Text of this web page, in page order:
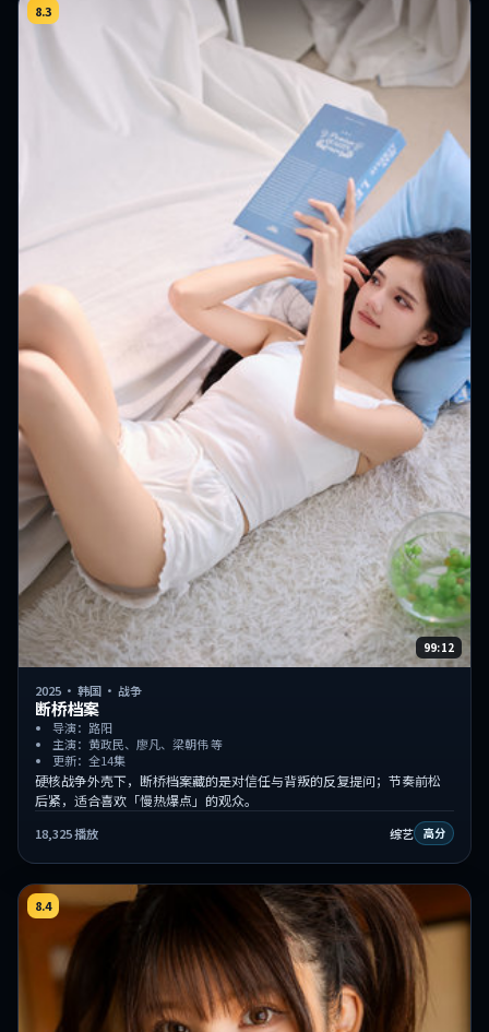
99:12
8.3
2025 ·韩国 ·战争
断桥档案
导演：路阳
主演：黄政民、廖凡、梁朝伟 等
更新：全14集
硬核战争外壳下，断桥档案藏的是对信任与背叛的反复提问；节奏前松
后紧，适合喜欢「慢热爆点」的观众。
18,325播放 综艺 高分
8.4